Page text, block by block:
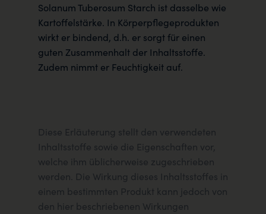
Solanum Tuberosum Starch ist dasselbe wie
Kartoffelstärke. In Körperpflegeprodukten
wirkt er bindend, d.h. er sorgt für einen
guten Zusammenhalt der Inhaltsstoffe.
Zudem nimmt er Feuchtigkeit auf.
Diese Erläuterung stellt den verwendeten
Inhaltsstoffe sowie die Eigenschaften vor,
welche ihm üblicherweise zugeschrieben
werden. Die Wirkung dieses Inhaltsstoffes in
einem bestimmten Produkt kann jedoch von
den hier beschriebenen Wirkungen